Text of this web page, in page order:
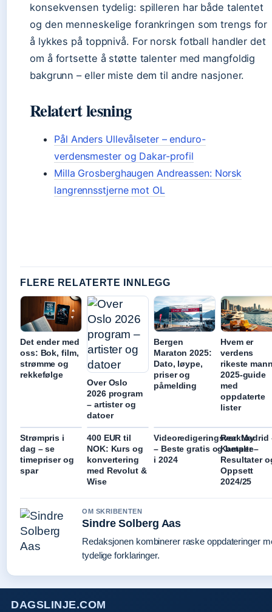
konsekvensen tydelig: spilleren har både talentet
og den menneskelige forankringen som trengs for
å lykkes på toppnivå. For norsk fotball handler det
om å fortsette å støtte talenter med mangfoldig
bakgrunn – eller miste dem til andre nasjoner.
Relatert lesning
Pål Anders Ullevålseter – enduro-
verdensmester og Dakar-profil
Milla Grosberghaugen Andreassen: Norsk
langrennsstjerne mot OL
FLERE RELATERTE INNLEGG
Det ender med
oss: Bok, film,
strømme og
rekkefølge
Over Oslo
2026 program
– artister og
datoer
Bergen
Maraton 2025:
Dato, løype,
priser og
påmelding
Hvem er
verdens
rikeste
2025-guide
med
oppdaterte
lister
Strømpris i
dag – se
timepriser og
spar
400 EUR til
NOK: Kurs og
konvertering
med Revolut &
Wise
Videoredigeringsverktøy
– Beste gratis og betalte
i 2024
Real Madrid
Kamper –
Resultater
Oppsett
2024/25
OM SKRIBENTEN
Sindre Solberg Aas
Redaksjonen kombinerer raske oppdateringer
tydelige forklaringer.
DAGSLINJE.COM